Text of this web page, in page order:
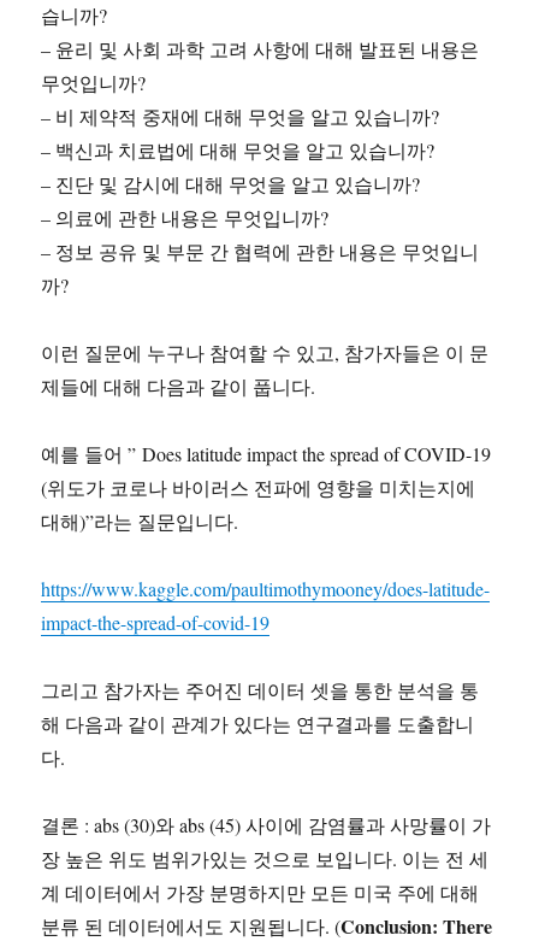
습니까?
– 윤리 및 사회 과학 고려 사항에 대해 발표된 내용은
무엇입니까?
– 비 제약적 중재에 대해 무엇을 알고 있습니까?
– 백신과 치료법에 대해 무엇을 알고 있습니까?
– 진단 및 감시에 대해 무엇을 알고 있습니까?
– 의료에 관한 내용은 무엇입니까?
– 정보 공유 및 부문 간 협력에 관한 내용은 무엇입니
까?
이런 질문에 누구나 참여할 수 있고, 참가자들은 이 문
제들에 대해 다음과 같이 풉니다.
예를 들어 ” Does latitude impact the spread of COVID-19
(위도가 코로나 바이러스 전파에 영향을 미치는지에
대해)”라는 질문입니다.
https://www.kaggle.com/paultimothymooney/does-latitude-
impact-the-spread-of-covid-19
그리고 참가자는 주어진 데이터 셋을 통한 분석을 통
해 다음과 같이 관계가 있다는 연구결과를 도출합니
다.
결론 : abs (30)와 abs (45) 사이에 감염률과 사망률이 가
장 높은 위도 범위가있는 것으로 보입니다. 이는 전 세
계 데이터에서 가장 분명하지만 모든 미국 주에 대해
분류 된 데이터에서도 지원됩니다. (Conclusion: There